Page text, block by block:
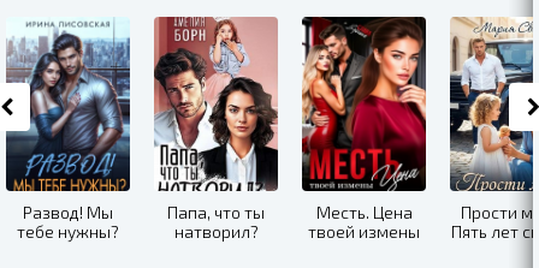
Развод! Мы
тебе нужны?
Папа, что ты
натворил?
Месть. Цена
твоей измены
Прости
Пять лет